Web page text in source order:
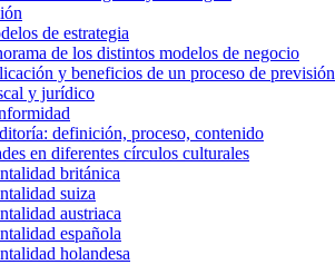
de estrategia
de los distintos modelos de negocio
y beneficios de un proceso de previsión
y jurídico
definición, proceso, contenido
en diferentes círculos culturales
británica
suiza
austriaca
española
holandesa